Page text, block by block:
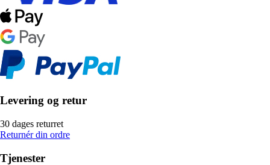
Levering og retur
30 dages returret
Returnér din ordre
Tjenester